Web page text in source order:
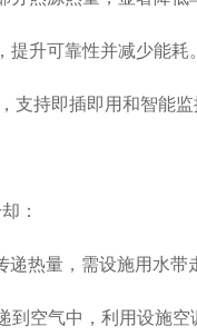
提升可靠性并减少能
支持即插即用和智能
：
递热量，需设施用水
到空气中，利用设施